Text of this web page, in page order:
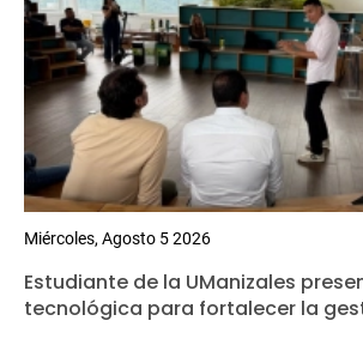
Miércoles, Agosto 5 2026
Estudiante de la UManizales
tecnológica para fortalecer la